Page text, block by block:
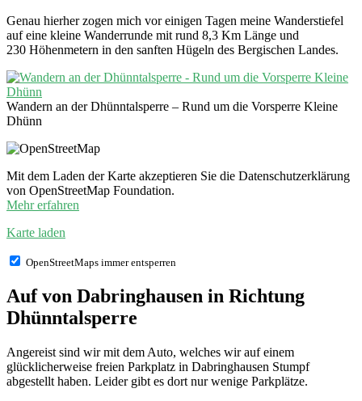
Genau hierher zogen mich vor einigen Tagen meine Wanderstiefel
auf eine kleine Wanderrunde mit rund 8,3 Km Länge und
230 Höhenmetern in den sanften Hügeln des Bergischen Landes.
Wandern an der Dhünntalsperre – Rund um die Vorsperre Kleine
Dhünn
Mit dem Laden der Karte akzeptieren Sie die Datenschutzerklärung
von OpenStreetMap Foundation.
Mehr erfahren
Karte laden
OpenStreetMaps immer entsperren
Auf von Dabringhausen in Richtung
Dhünntalsperre
Angereist sind wir mit dem Auto, welches wir auf einem
glücklicherweise freien Parkplatz in Dabringhausen Stumpf
abgestellt haben. Leider gibt es dort nur wenige Parkplätze.